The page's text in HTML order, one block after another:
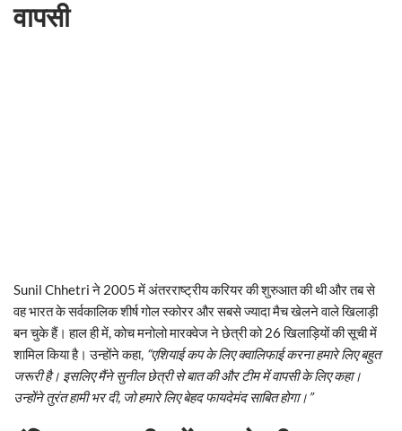
वापसी
Sunil Chhetri ने 2005 में अंतरराष्ट्रीय करियर की शुरुआत की थी और तब से
वह भारत के सर्वकालिक शीर्ष गोल स्कोरर और सबसे ज्यादा मैच खेलने वाले खिलाड़ी
बन चुके हैं। हाल ही में, कोच मनोलो मारक्वेज ने छेत्री को 26 खिलाड़ियों की सूची में
शामिल किया है। उन्होंने कहा, “एशियाई कप के लिए क्वालिफाई करना हमारे लिए बहुत
जरूरी है। इसलिए मैंने सुनील छेत्री से बात की और टीम में वापसी के लिए कहा।
उन्होंने तुरंत हामी भर दी, जो हमारे लिए बेहद फायदेमंद साबित होगा।”